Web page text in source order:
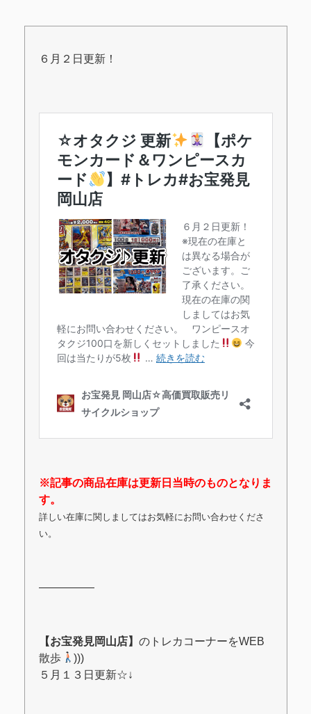
６月２日更新！
※記事の商品在庫は更新日当時のものとなりま
す。
詳しい在庫に関しましてはお気軽にお問い合わせくださ
い。
―――――
【お宝発見岡山店】 のトレカコーナーをWEB
散歩
)))
５月１３日更新☆↓